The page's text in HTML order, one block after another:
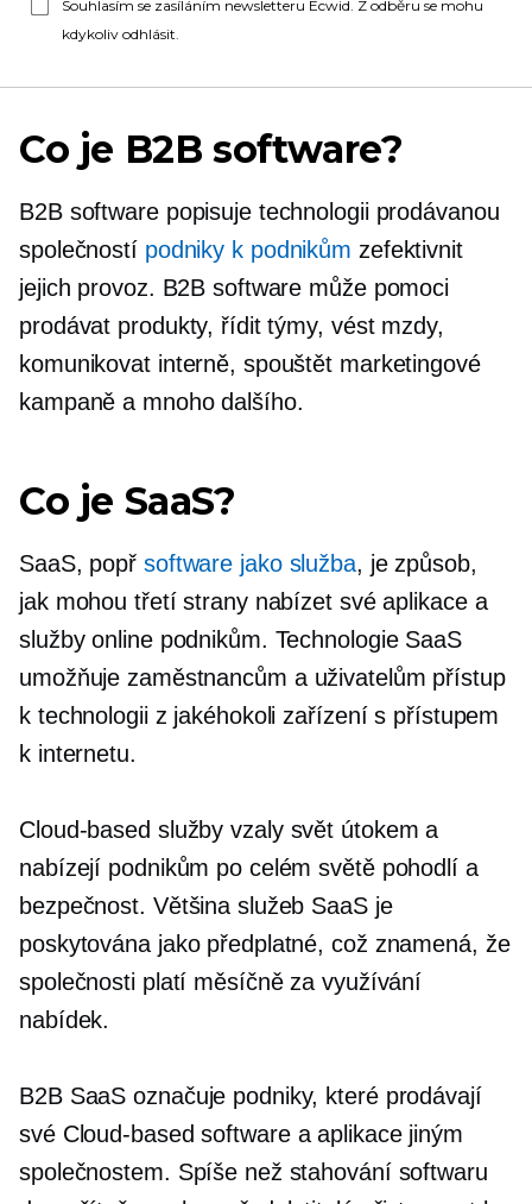
Souhlasím se zasíláním newsletteru Ecwid. Z odběru se mohu
kdykoliv odhlásit.
Co je B2B software?
B2B software popisuje technologii prodávanou
společností podniky k podnikům zefektivnit
jejich provoz. B2B software může pomoci
prodávat produkty, řídit týmy, vést mzdy,
komunikovat interně, spouštět marketingové
kampaně a mnoho dalšího.
Co je SaaS?
SaaS, popř software jako služba, je způsob,
jak mohou třetí strany nabízet své aplikace a
služby online podnikům. Technologie SaaS
umožňuje zaměstnancům a uživatelům přístup
k technologii z jakéhokoli zařízení s přístupem
k internetu.
Cloud-based služby vzaly svět útokem a
nabízejí podnikům po celém světě pohodlí a
bezpečnost. Většina služeb SaaS je
poskytována jako předplatné, což znamená, že
společnosti platí měsíčně za využívání
nabídek.
B2B SaaS označuje podniky, které prodávají
své Cloud-based software a aplikace jiným
společnostem. Spíše než stahování softwaru